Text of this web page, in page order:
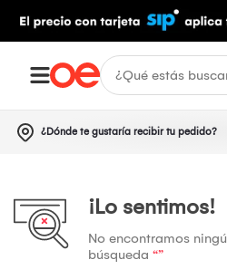
¿Dónde te gustaría recibir tu pedido?
¡Lo sentimos!
No encontramos
búsqueda “”